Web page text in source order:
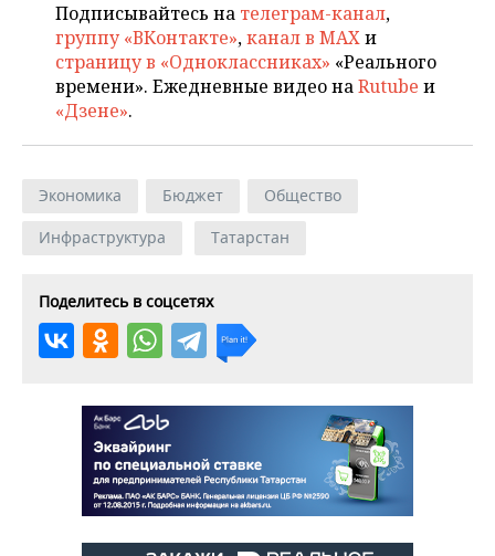
Подписывайтесь на телеграм-канал,
группу «ВКонтакте»,канал в MAXи
страницу в «Одноклассниках» «Реального
времени». Ежедневные видео наRutube и
«Дзене».
Экономика Бюджет
Общество
Инфраструктура
Татарстан
Поделитесь в соцсетях